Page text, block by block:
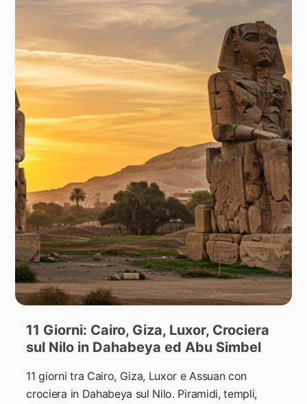
11 Giorni: Cairo, Giza, Luxor, Crociera
sul Nilo in Dahabeya ed Abu Simbel
11 giorni tra Cairo, Giza, Luxor e Assuan con
crociera in Dahabeya sul Nilo. Piramidi, templi,